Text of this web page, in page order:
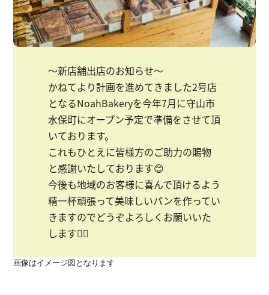
〜新店舗出店のお知らせ〜
かねてより計画を進めてきました2号店
となるNoahBakeryを今年7月に守山市
水保町にオープン予定で準備をさせて頂
いております。
これもひとえに皆様方のご助力の賜物
と感謝いたしております😊
今後も地域のお客様に喜んで頂けるよう
精一杯頑張って美味しいパンを作ってい
きますのでどうぞよろしくお願いいた
します🙇‍♂️
画像はイメージ図となります